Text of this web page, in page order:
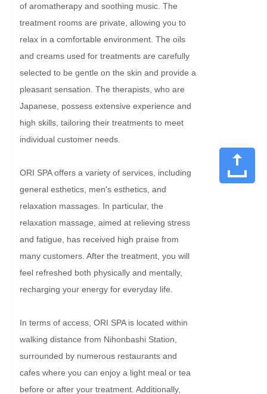
of aromatherapy and soothing music. The
treatment rooms are private, allowing you to
relax in a comfortable environment. The oils
and creams used for treatments are carefully
selected to be gentle on the skin and provide a
pleasant sensation. The therapists, who are
Japanese, possess extensive experience and
high skills, tailoring their treatments to meet
individual customer needs.
ORI SPA offers a variety of services, including
general esthetics, men's esthetics, and
relaxation massages. In particular, the
relaxation massage, aimed at relieving stress
and fatigue, has received high praise from
many customers. After the treatment, you will
feel refreshed both physically and mentally,
recharging your energy for everyday life.
In terms of access, ORI SPA is located within
walking distance from Nihonbashi Station,
surrounded by numerous restaurants and
cafes where you can enjoy a light meal or tea
before or after your treatment. Additionally,